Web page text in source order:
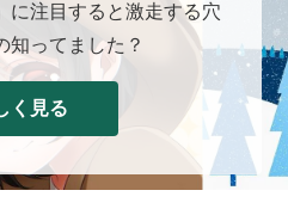
に注目すると激走する穴
知ってました？
く見る